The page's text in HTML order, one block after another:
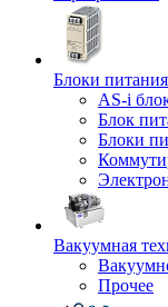
Блоки
AS-i
Блок
Блоки
Вакуумная
Прочее